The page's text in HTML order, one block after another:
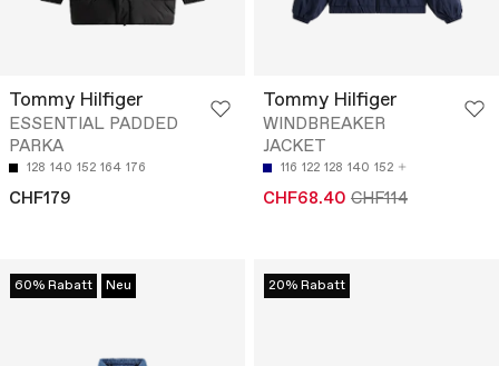
Tommy Hilfiger
ESSENTIAL PADDED
PARKA
128 140 152 164 176
CHF179
Tommy Hilfiger
WINDBREAKER
JACKET
116 122 128 140 152
CHF68.40 CHF114
60% Rabatt Neu 20% Rabatt